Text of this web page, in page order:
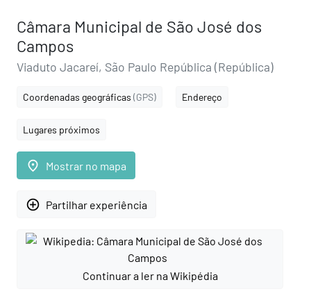
Câmara Municipal de São José dos
Campos
Viaduto Jacareí, São Paulo República (República)
Coordenadas geográficas (GPS) Endereço
Lugares próximos
place Mostrar no mapa
add_circle_outline Partilhar experiência
Continuar a ler na Wikipédia